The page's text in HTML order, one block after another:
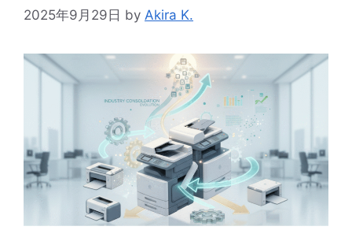
2025年9月29日 by Akira K.